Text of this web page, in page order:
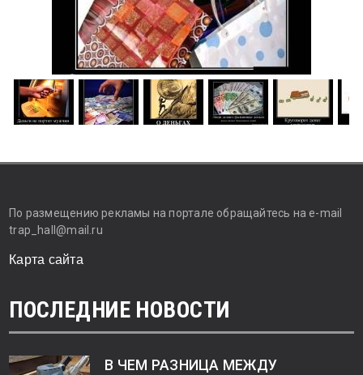
По размещению рекламы на портале обращайтесь на e-mail
trap_hall@mail.ru
Карта сайта
ПОСЛЕДНИЕ НОВОСТИ
В ЧЕМ РАЗНИЦА МЕЖДУ